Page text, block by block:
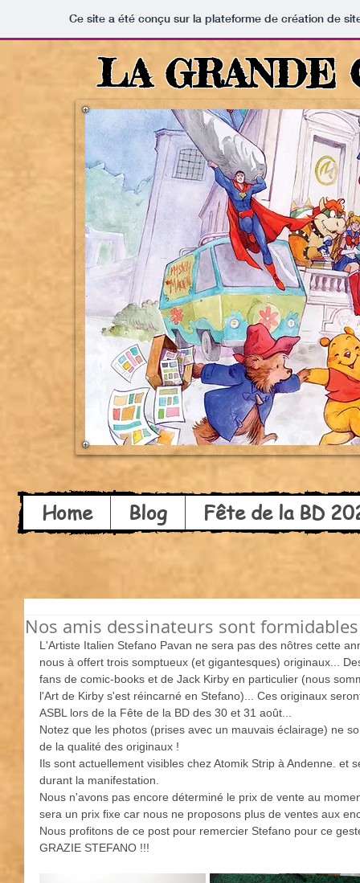
Ce site a été conçu sur la plateforme de création de
LA GRANDE
Nos amis dessinateurs sont
L'Artiste Italien Stefano Pavan ne sera pas des nôtres cette
nous à offert trois somptueux (et gigantesques) originaux...
fans de comic-books et de Jack Kirby en particulier (nous
l'Art de Kirby s'est réincarné en Stefano)... Ces originaux
ASBL lors de la Fête de la BD des 30 et 31 août...
Notez que les photos (prises avec un mauvais éclairage) ne
de la qualité des originaux !
Ils sont actuellement visibles chez Atomik Strip à Andenne. et
durant la manifestation.
Nous n'avons pas encore déterminé le prix de vente au
sera un prix fixe car nous ne proposons plus de ventes aux
Nous profitons de ce post pour remercier Stefano pour ce
GRAZIE STEFANO !!!
Home Blog Fête de la BD